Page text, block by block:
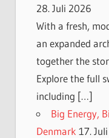
28. Juli 2026
With a fresh,
an expanded
together the
Explore the full
including […]
Big Energy,
Denmark 17.